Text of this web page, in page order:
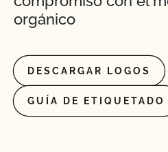
orgánico
DESCARGAR LOGOS
GUÍA DE ETIQUETADO